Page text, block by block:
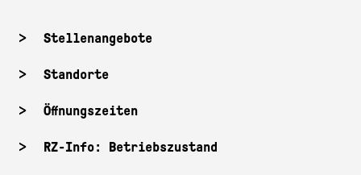
Stellenangebote
Standorte
Öffnungszeiten
RZ-Info: Betriebszustand